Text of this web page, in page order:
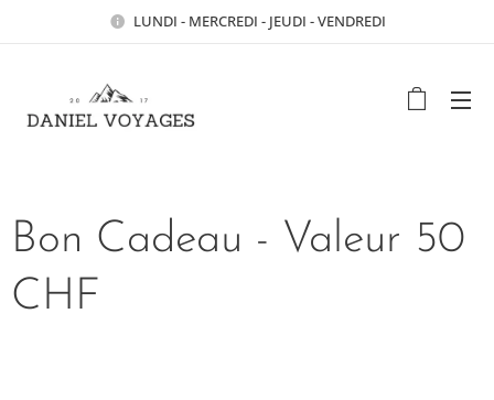
LUNDI - MERCREDI - JEUDI - VENDREDI
Bon Cadeau - Valeur 50
CHF